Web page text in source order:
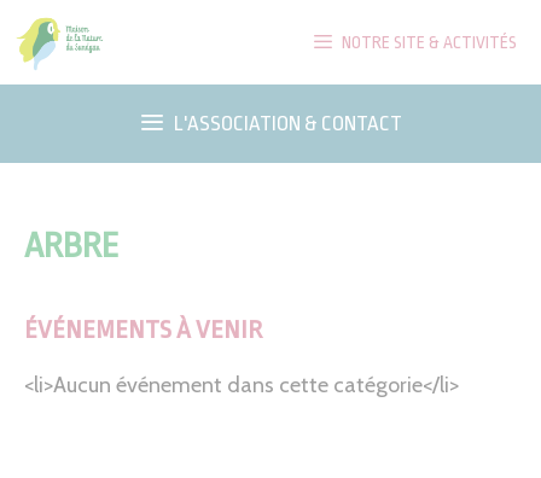
Aller
au
contenu
NOTRE SITE & ACTIVITÉS
L'ASSOCIATION & CONTACT
ARBRE
ÉVÉNEMENTS À VENIR
<li>Aucun événement dans cette catégorie</li>